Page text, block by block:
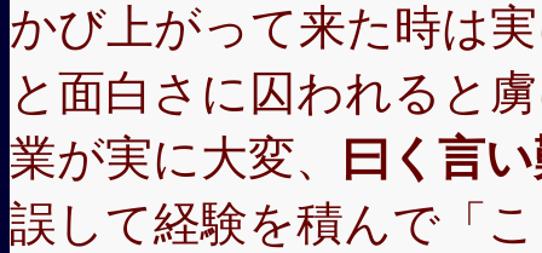
かび上がって来た時は
と面白さに囚われると
業が実に大変、
曰く言
誤して経験を積んで「